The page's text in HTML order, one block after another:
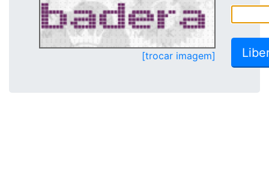
[trocar imagem]